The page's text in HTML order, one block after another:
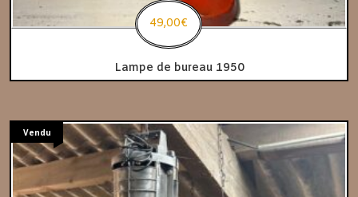
Lampe de bureau 1950
49,00€
Vendu